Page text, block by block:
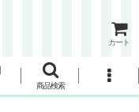
カート
商品検索